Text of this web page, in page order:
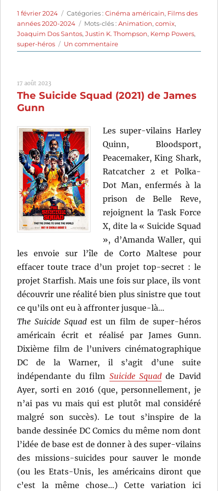
Publié
le
1 février 2024 Catégories
Catégories :Cinéma américain, Films des
années 2020-2024
Étiquettes
Mots-clés :Animation,comix,
Joaquim Dos Santos,Justin K. Thompson, Kemp Powers,
super-héros
Un commentairesur
Spider-
Spider-
Joaquim
Dos
Santos,
Powers
et
Justin
Thompson
17 août 2023
The Suicide Squad (2021) de James
Gunn
Les super-vilains Harley
Quinn, Bloodsport,
Peacemaker, King Shark,
Ratcatcher 2 et Polka-
Dot Man, enfermés à la
prison de Belle Reve,
rejoignent la Task Force
X, dite la « Suicide Squad
», d’Amanda Waller, qui
les envoie sur l’île de Corto Maltese pour
effacer toute trace d’un projet top-secret : le
projet Starfish. Mais une fois sur place, ils vont
découvrir une réalité bien plus sinistre que tout
ce qu’ils ont eu à affronter jusque-là…
The Suicide Squadest un film de super-héros
américain écrit et réalisé par James Gunn.
Dixième film de l’univers cinématographique
DC de la Warner, il s’agit d’une suite
indépendante du film Suicide Squadde David
Ayer, sorti en 2016 (que, personnellement, je
n’ai pas vu mais qui est plutôt mal considéré
malgré son succès). Le tout s’inspire de la
bande dessinée DC Comics du même nom dont
l’idée de base est de donner à des super-vilains
des missions-suicides pour sauver le monde
(ou les Etats-Unis, les américains diront que
c’est la même chose…) Cette variation ici